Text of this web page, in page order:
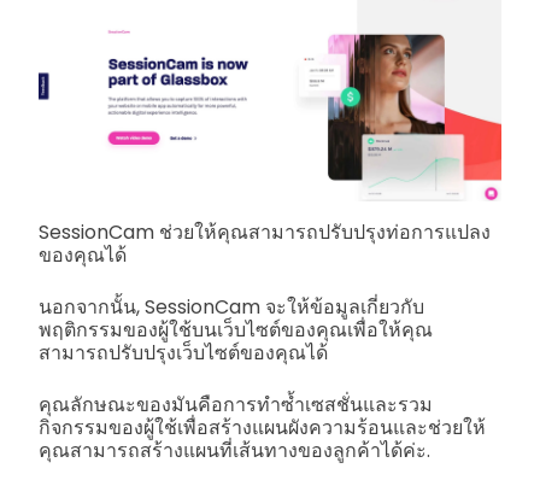
SessionCam ช่วยให้คุณสามารถปรับปรุงท่อการแปลง
ของคุณได้
นอกจากนั้น, SessionCam จะให้ข้อมูลเกี่ยวกับ
พฤติกรรมของผู้ใช้บนเว็บไซต์ของคุณเพื่อให้คุณ
สามารถปรับปรุงเว็บไซต์ของคุณได้
คุณลักษณะของมันคือการทำซ้ำเซสชั่นและรวม
กิจกรรมของผู้ใช้เพื่อสร้างแผนผังความร้อนและช่วยให้
คุณสามารถสร้างแผนที่เส้นทางของลูกค้าได้ค่ะ.